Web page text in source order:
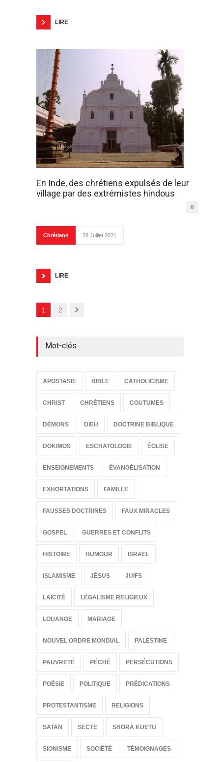
LIRE
En Inde, des chrétiens expulsés de leur
village par des extrémistes hindous
0
Chrétiens 28 Juillet 2021
LIRE
1 2
Mot-clés
APOSTASIE BIBLE CATHOLICISME
CHRIST CHRÉTIENS COUTUMES
DÉMONS DIEU DOCTRINE BIBLIQUE
DOKIMOS ESCHATOLOGIE ÉGLISE
ENSEIGNEMENTS ÉVANGÉLISATION
EXHORTATIONS FAMILLE
FAUSSES DOCTRINES FAUX MIRACLES
GOSPEL GUERRES ET CONFLITS
HISTOIRE HUMOUR ISRAËL
ISLAMISME JÉSUS JUIFS
LAÏCITÉ LÉGALISME RELIGIEUX
LOUANGE MARIAGE
NOUVEL ORDRE MONDIAL PALESTINE
PAUVRETÉ PÉCHÉ PERSÉCUTIONS
POÉSIE POLITIQUE PRÉDICATIONS
PROTESTANTISME RELIGIONS
SATAN SECTE SHORA KUETU
SIONISME SOCIÉTÉ TÉMOIGNAGES